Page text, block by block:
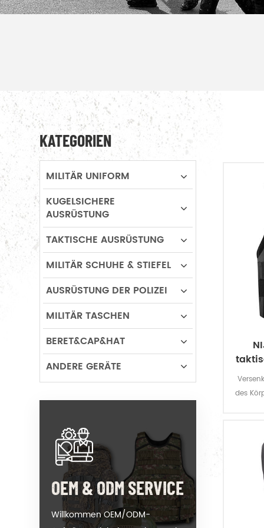
des
KATEGORIEN
MILITÄR UNIFORM
KUGELSICHERE
AUSRÜSTUNG
TAKTISCHE AUSRÜSTUNG
MILITÄR SCHUHE & STIEFEL
AUSRÜSTUNG DER POLIZEI
MILITÄR TASCHEN
BERET&CAP&HAT
ANDERE GERÄTE
OEM & ODM SERVICE
Willkommen OEM/ODM-